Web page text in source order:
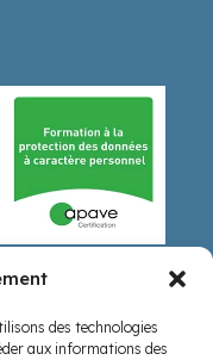
des technologies
aux informations des